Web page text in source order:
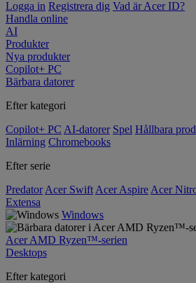
Logga in Registrera dig Vad är Acer ID?
Handla online
AI
Produkter
Nya produkter
Copilot+ PC
Bärbara datorer
Efter kategori
Copilot+ PC AI-datorer Spel Hållbara
Inlärning Chromebooks
Efter serie
Predator Acer Swift Acer Aspire Acer
Extensa
Windows
Acer AMD Ryzen™-serien
Desktops
Efter kategori